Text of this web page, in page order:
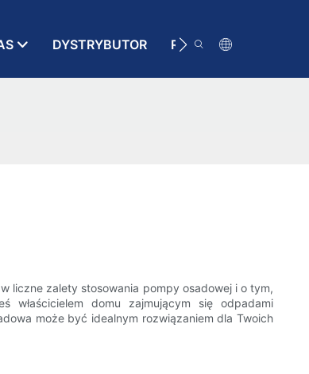
DYSTRYBUTOR RATUNEK
liczne zalety stosowania pompy osadowej i o tym,
właścicielem domu zajmującym się odpadami
może być idealnym rozwiązaniem dla Twoich